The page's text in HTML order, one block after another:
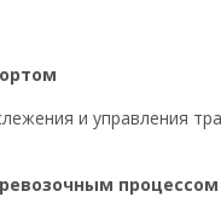
и управления
процессом